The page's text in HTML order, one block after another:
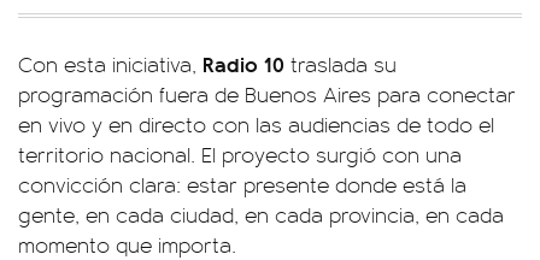
Con esta iniciativa, Radio 10 traslada su
programación fuera de Buenos Aires para conectar
en vivo y en directo con las audiencias de todo el
territorio nacional. El proyecto surgió con una
convicción clara: estar presente donde está la
gente, en cada ciudad, en cada provincia, en cada
momento que importa.